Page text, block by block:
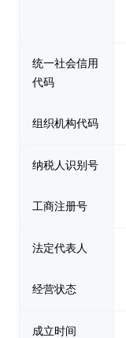
统一社会信用
代码
组织机构代码
纳税人识别号
工商注册号
法定代表人
经营状态
成立时间